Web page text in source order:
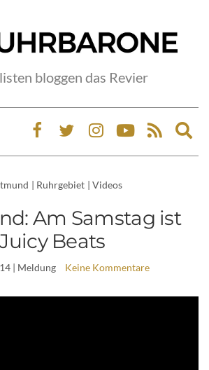
bloggen das Revier
| Ruhrgebiet | Videos
Am Samstag ist
Juicy Beats
| Meldung Keine Kommentare